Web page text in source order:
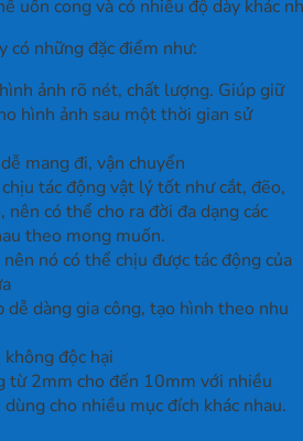
uốn cong và có nhiều độ dày khác
có những đặc điểm như:
ảnh rõ nét, chất lượng. Giúp giữ
hình ảnh sau một thời gian sử
mang đi, vận chuyển
tác động vật lý tốt như cắt, đẽo,
có thể cho ra đời đa dạng các
theo mong muốn.
nó có thể chịu được tác động của
dễ dàng gia công, tạo hình theo nhu
độc hại
từ 2mm cho đến 10mm với nhiều
cho nhiều mục đích khác nhau.